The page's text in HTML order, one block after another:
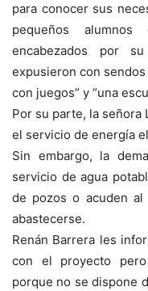
para conocer sus
pequeños
encabezados por
expusieron con
con juegos” y “una
Por su parte, la señora
el servicio de energía
Sin embargo, la
servicio de agua
de pozos o acuden al
abastecerse.
Renán Barrera les
con el proyecto
porque no se dispone